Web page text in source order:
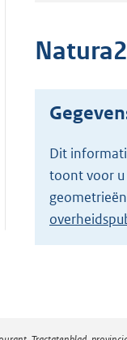
Dit
toont voor u